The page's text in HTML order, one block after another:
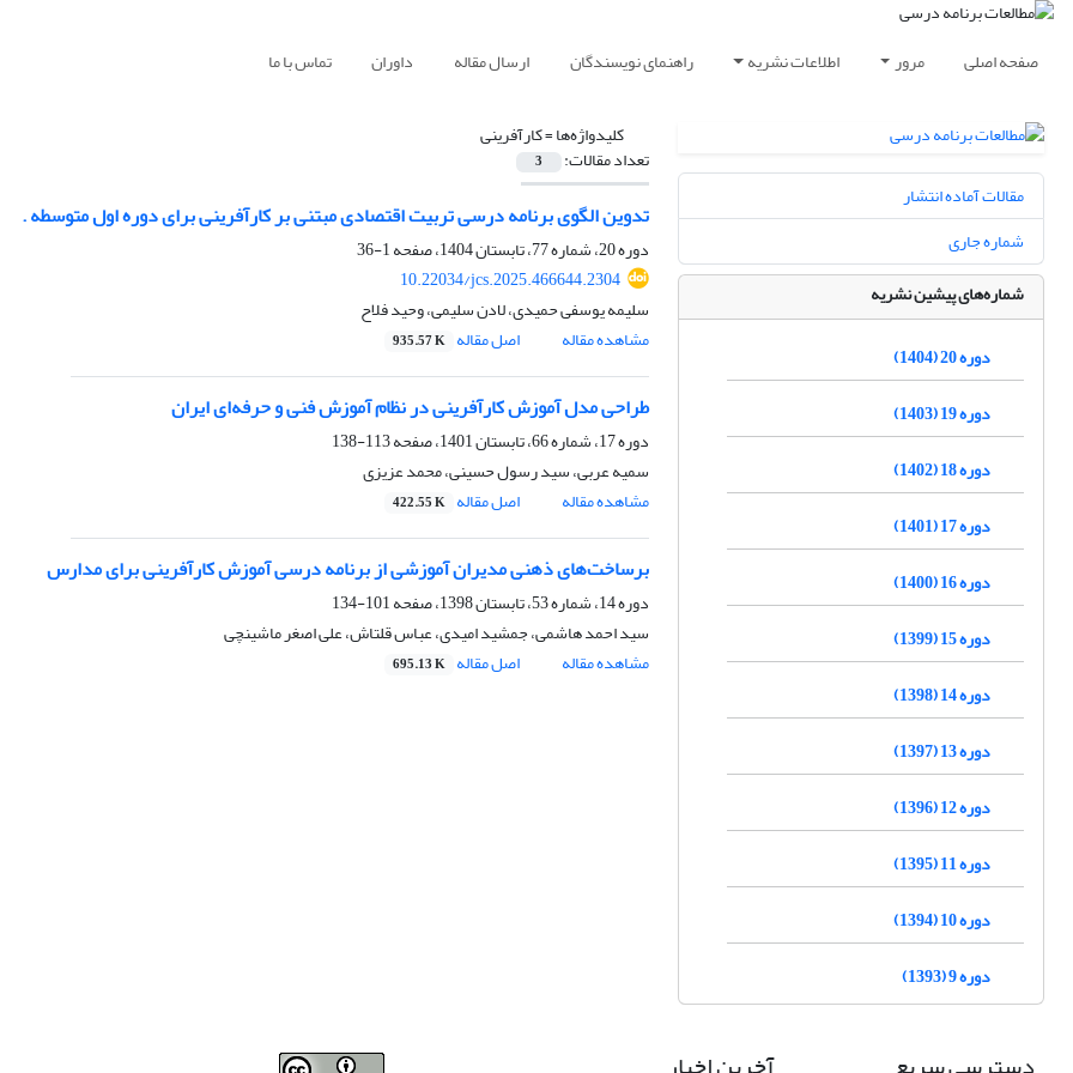
صفحه اصلی مرور اطلاعات نشریه راهنمای نویسندگان ارسال مقاله داوران تماس با ما
کلیدواژه‌ها =کارآفرینی
تعداد مقالات: 3
تدوین الگوی برنامه درسی تربیت اقتصادی مبتنی بر کارآفرینی برای دوره اول متوسطه .
دوره 20، شماره 77، تابستان 1404، صفحه
1-36
10.22034/jcs.2025.466644.2304
سلیمه یوسفی حمیدی، لادن سلیمی، وحید فلاح
مشاهده مقاله
اصل مقاله 935.57 K
طراحی مدل آموزش کارآفرینی در نظام آموزش فنی و حرفه‌ای ایران
دوره 17، شماره 66، تابستان 1401، صفحه
113-138
سمیه عربی، سید رسول حسینی، محمد عزیزی
مشاهده مقاله
اصل مقاله 422.55 K
برساخت‌های ذهنی مدیران آموزشی از برنامه درسی آموزش کارآفرینی برای مدارس
دوره 14، شماره 53، تابستان 1398، صفحه
101-134
سید احمد هاشمی، جمشید امیدی، عباس قلتاش، علی اصغر ماشینچی
مشاهده مقاله
اصل مقاله 695.13 K
مقالات آماده انتشار
شماره جاری
شماره‌های پیشین نشریه
دوره 20 (1404)
دوره 19 (1403)
دوره 18 (1402)
دوره 17 (1401)
دوره 16 (1400)
دوره 15 (1399)
دوره 14 (1398)
دوره 13 (1397)
دوره 12 (1396)
دوره 11 (1395)
دوره 10 (1394)
دوره 9 (1393)